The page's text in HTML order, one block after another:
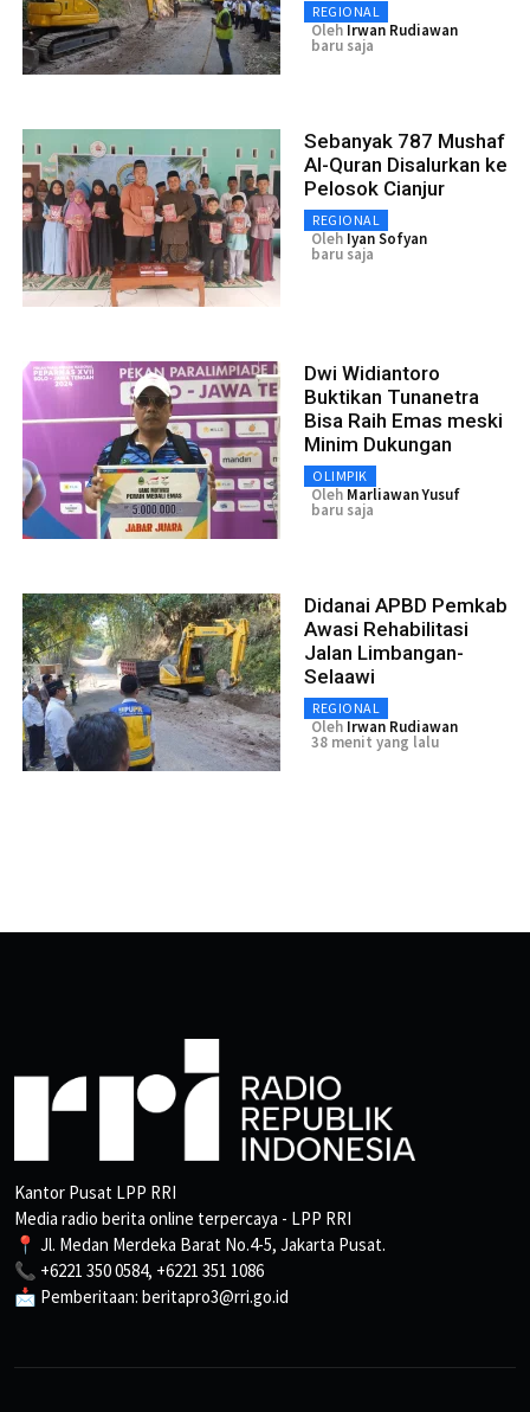
REGIONAL
Oleh Irwan Rudiawan
baru saja
Sebanyak 787 Mushaf
Al-Quran Disalurkan ke
Pelosok Cianjur
REGIONAL
Oleh Iyan Sofyan
baru saja
Dwi Widiantoro
Buktikan Tunanetra
Bisa Raih Emas meski
Minim Dukungan
OLIMPIK
Oleh Marliawan Yusuf
baru saja
Didanai APBD Pemkab
Awasi Rehabilitasi
Jalan Limbangan-
Selaawi
REGIONAL
Oleh Irwan Rudiawan
38 menit yang lalu
Kantor Pusat LPP RRI
Media radio berita online terpercaya - LPP RRI
📍 Jl. Medan Merdeka Barat No.4-5, Jakarta Pusat.
📞 +6221 350 0584, +6221 351 1086
📩 Pemberitaan: beritapro3@rri.go.id